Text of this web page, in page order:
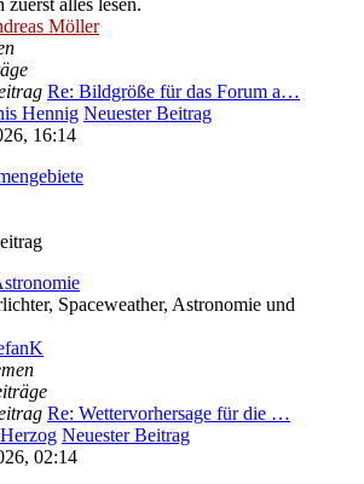
Möller
Re: Bildgröße für das Forum a…
Hennig Neuester Beitrag
16:14
Spaceweather, Astronomie und
Re: Wettervorhersage für die …
Neuester Beitrag
02:14